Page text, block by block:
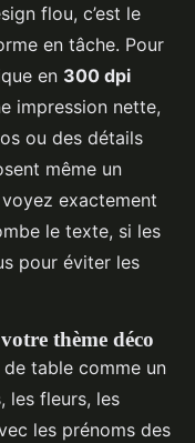
flou, c’est le
en tâche. Pour
en 300 dpi
impression nette,
ou des détails
même un
exactement
le texte, si les
pour éviter les
thème déco
table comme un
les fleurs, les
les prénoms des